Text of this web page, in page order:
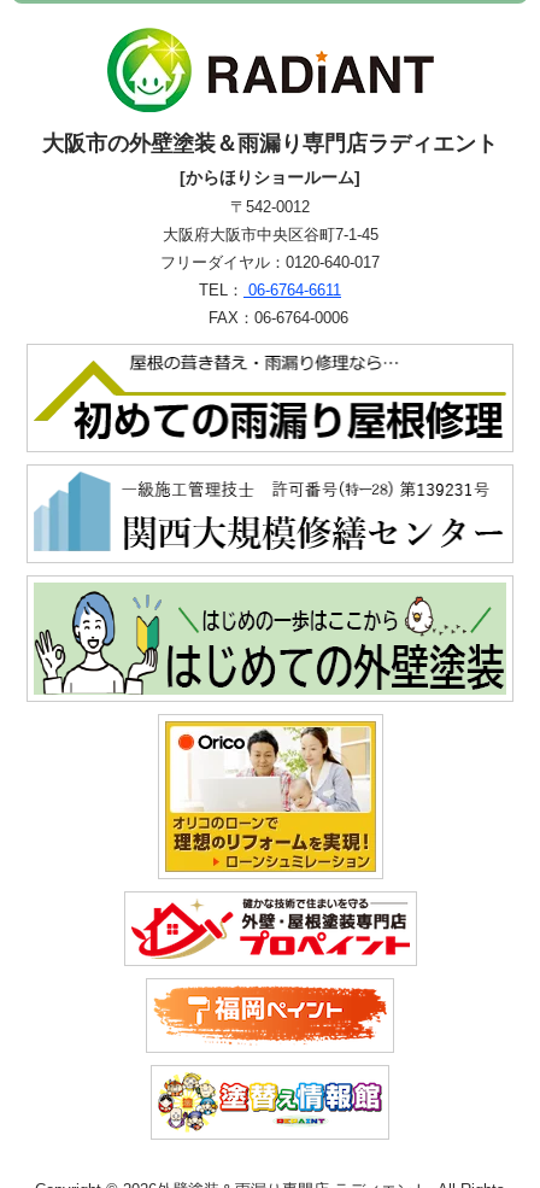
大阪市の外壁塗装＆雨漏り専門店ラディエント
[からほりショールーム]
〒542-0012
大阪府大阪市中央区谷町7-1-45
フリーダイヤル：0120-640-017
TEL： 06-6764-6611
FAX：06-6764-0006